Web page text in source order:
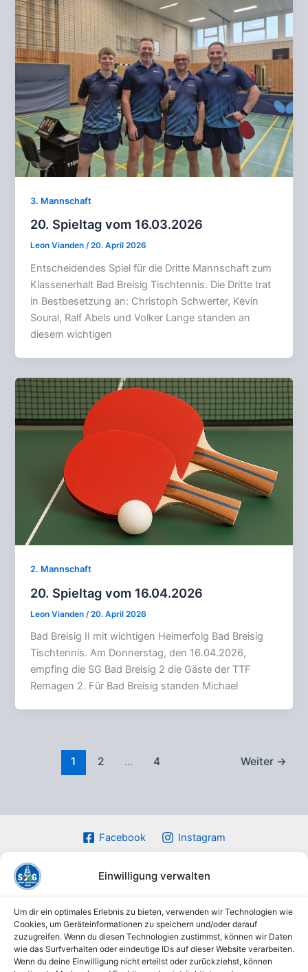
Einwilligung verwalten
Um dir ein optimales Erlebnis zu bieten, verwenden wir Technologien wie
Cookies, um Geräteinformationen zu speichern und/oder darauf
zuzugreifen. Wenn du diesen Technologien zustimmst, können wir Daten
wie das Surfverhalten oder eindeutige IDs auf dieser Website verarbeiten.
Wenn du deine Einwilligung nicht erteilst oder zurückziehst, können
3. Mannschaft
20. Spieltag vom 16.03.2026
Leon Vianden/20. April 2026
Entscheidendes Spiel für die Dritte Mannschaft zum
Klassenerhalt Bad Breisig Tischtennis. Die Dritte trat
in Bestbesetzung an: Christoph Schwerter, Kevin
Soural, Ralf Abels und Volker Lange standen an
diesem wichtigen
2. Mannschaft
20. Spieltag vom 16.04.2026
Leon Vianden /20. April 2026
Bad Breisig II mit wichtigen Heimerfolg Bad Breisig
Tischtennis. Am Donnerstag, den 16.04.2026,
empfing die SG Bad Breisig 2 die Gäste der TTF
Remagen 2. Für Bad Breisig standen Michael
1 2 … 4 Weiter →
Facebook Instagram
Datenschutz
Impressum
Kontakt